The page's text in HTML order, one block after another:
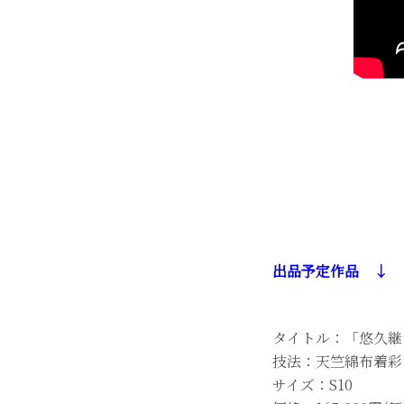
出品予定作品 ↓
タイトル：「悠久
技法：天竺綿布着彩
サイズ：S10